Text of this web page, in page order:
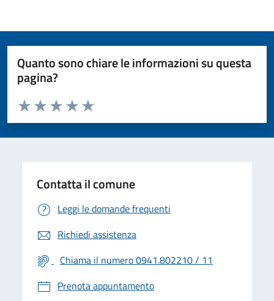
Quanto sono chiare le informazioni su questa
pagina?
Valuta da 1 a 5 stelle la pagina
Valuta 5 stelle su 5
Valuta 4 stelle su 5
Valuta 3 stelle su 5
Valuta 2 stelle su 5
Valuta 1 stelle su 5
Contatta il comune
Leggi le domande frequenti
Richiedi assistenza
Chiama il numero 0941.802210 / 11
Prenota appuntamento